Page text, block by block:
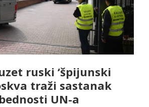
ruski ‘špijunski
traži sastanak
UN-a